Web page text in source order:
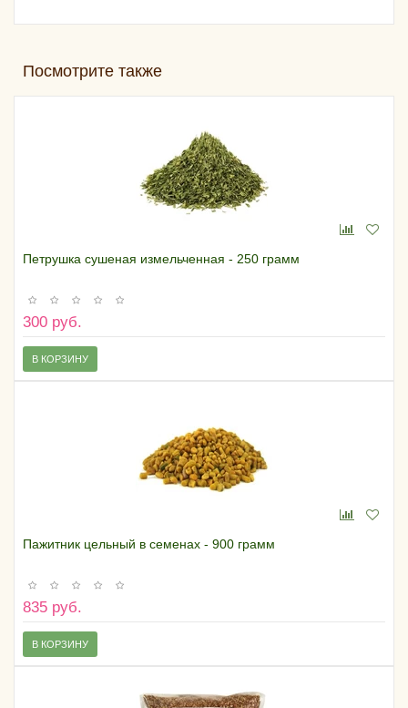
Посмотрите также
Петрушка сушеная измельченная - 250 грамм
300 руб.
В КОРЗИНУ
Пажитник цельный в семенах - 900 грамм
835 руб.
В КОРЗИНУ